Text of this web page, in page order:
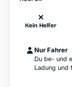
✕
Kein Helfer
Nur Fahrer
Du be- und
Ladung und